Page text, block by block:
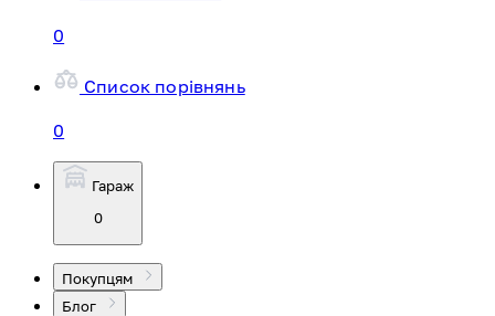
0
Список порівнянь
0
Гараж
0
Покупцям
Блог